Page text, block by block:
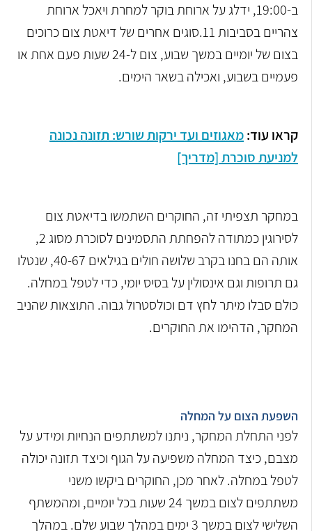
ב-19:00, ידלג על ארוחת בוקר למחרת ויאכל ארוחת
צהריים בסביבות 11.
סוגים אחרים של דיאטת צום כרוכים
בצום של יומיים במשך שבוע, צום ל-24 שעות פעם אחת או
פעמיים בשבוע, ואכילה בשאר הימים.
קראו עוד:מאגוזים ועד ירקות שורש: תזונה נכונה
למניעת סוכרת [מדריך]
במחקר תצפיתי זה, החוקרים השתמשו בדיאטת צום
לסירוגין כמתודה להפחתת התסמינים לסוכרת מסוג 2,
אותה הם בחנו בקרב שלושה חולים בגילאים 40-67, שנטלו
גם תרופות וגם אינסולין על בסיס יומי, כדי לטפל במחלה.
כולם סבלו מיתר לחץ דם וכולסטרול גבוה. התוצאות שהניב
המחקר, הדהימו את החוקרים.
השפעת הצום על המחלה
לפני התחלת המחקר, ניתנו למשתתפים הנחיות ומידע על
מצבם, כיצד המחלה משפיעה על הגוף וכיצד תזונה יכולה
לטפל במחלה. לאחר מכן, החוקרים ביקשו משני
משתתפים לצום במשך 24 שעות בכל יומיים, ומהמשתף
השלישי לצום במשך 3 ימים במהלך שבוע שלם. במהלך